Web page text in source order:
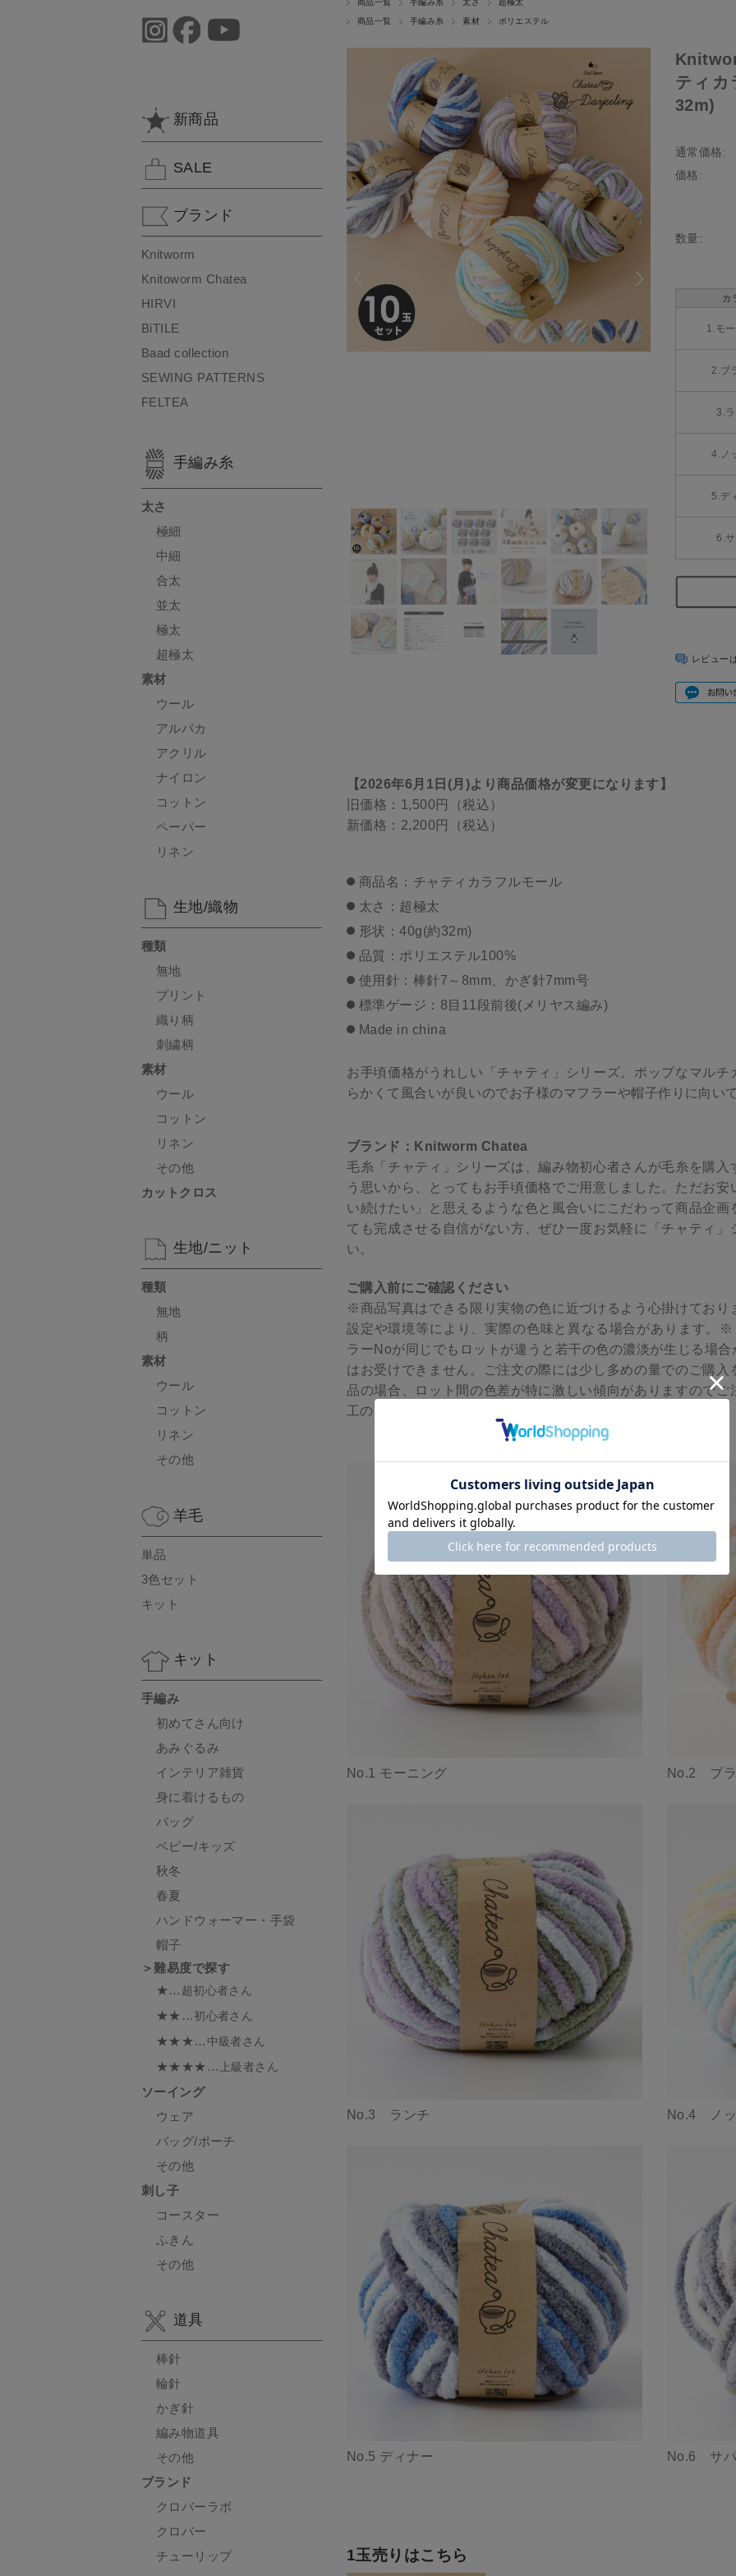
商品一覧 手編み糸 太さ 超極太
商品一覧 手編み糸 素材 ポリエステル
ティカ
32m)
通常価格:
価格:
数量:
カ
1.モ
2.ブ
3.
4.ノ
5.デ
6.
レビュー
【2026年6月1日(月)より商品価格が変更になります】
旧価格：1,500円（税込）
新価格：2,200円（税込）
商品名：チャティカラフルモール
太さ：超極太
形状：40g(約32m)
品質：ポリエステル100%
使用針：棒針7～8mm、かぎ針7mm号
標準ゲージ：8目11段前後(メリヤス編み)
Made in china
お手頃価格がうれしい「チャティ」シリーズ。ポップなマル
らかくて風合いが良いのでお子様のマフラーや帽子作りに向い
ブランド：Knitworm Chatea
毛糸「チャティ」シリーズは、編み物初心者さんが毛糸を購
う思いから、とってもお手頃価格でご用意しました。ただお
い続けたい」と思えるような色と風合いにこだわって商品企
ても完成させる自信がない方、ぜひ一度お気軽に「チャティ
い。
ご購入前にご確認ください
※商品写真はできる限り実物の色に近づけるよう心掛けてお
設定や環境等により、実際の色味と異なる場合があります。
ラーNoが同じでもロットが違うと若干の色の濃淡が生じる場
はお受けできません。ご注文の際には少し多めの量でのご購
品の場合、ロット間の色差が特に激しい傾向がありますので
工の製造工程で玉の中に結び目が発生する場合があります。
No.1 モーニング No.2 ブ
No.3 ランチ No.4 ノ
No.5 ディナー No.6 サ
1玉売りはこちら
新商品
SALE
ブランド
Knitworm
Knitoworm Chatea
HIRVI
BiTILE
Baad collection
SEWING PATTERNS
FELTEA
手編み糸
太さ
極細
中細
合太
並太
極太
超極太
素材
ウール
アルパカ
アクリル
ナイロン
コットン
ペーパー
リネン
生地/織物
種類
無地
プリント
織り柄
刺繍柄
素材
ウール
コットン
リネン
その他
カットクロス
生地/ニット
種類
無地
柄
素材
ウール
コットン
リネン
その他
羊毛
単品
3色セット
キット
キット
手編み
初めてさん向け
あみぐるみ
インテリア雑貨
身に着けるもの
バッグ
ベビー/キッズ
秋冬
春夏
ハンドウォーマー・手袋
帽子
＞難易度で探す
★… 超初心者さん
★★…初心者さん
★★★… 中級者さん
★★★★… 上級者さん
ソーイング
ウェア
バッグ/ポーチ
その他
刺し子
コースター
ふきん
その他
道具
棒針
輪針
かぎ針
編み物道具
その他
ブランド
クロバーラボ
クロバー
チューリップ